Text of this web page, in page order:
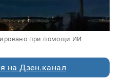
при помощи ИИ
на Дзен.канал